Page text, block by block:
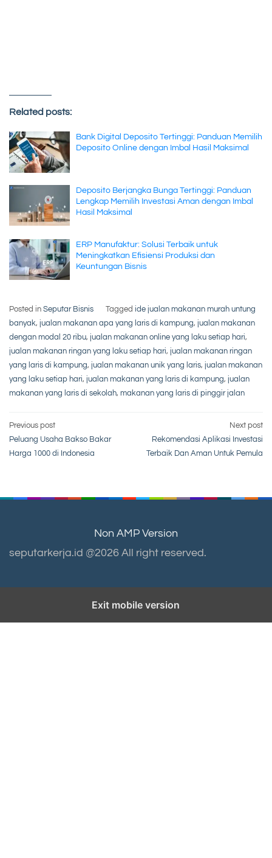
Related posts:
Bank Digital Deposito Tertinggi: Panduan Memilih
Deposito Online dengan Imbal Hasil Maksimal
Deposito Berjangka Bunga Tertinggi: Panduan
Lengkap Memilih Investasi Aman dengan Imbal
Hasil Maksimal
ERP Manufaktur: Solusi Terbaik untuk
Meningkatkan Efisiensi Produksi dan
Keuntungan Bisnis
Posted in Seputar Bisnis Tagged ide jualan makanan murah untung
banyak, jualan makanan apa yang laris di kampung, jualan makanan
dengan modal 20 ribu, jualan makanan online yang laku setiap hari,
jualan makanan ringan yang laku setiap hari, jualan makanan ringan
yang laris di kampung, jualan makanan unik yang laris, jualan makanan
yang laku setiap hari, jualan makanan yang laris di kampung, jualan
makanan yang laris di sekolah, makanan yang laris di pinggir jalan
Post
navigation
Previous post
Peluang Usaha Bakso Bakar
Harga 1000 di Indonesia
Next post
Rekomendasi Aplikasi Investasi
Terbaik Dan Aman Untuk Pemula
Non AMP Version
seputarkerja.id @2026 All right reserved.
Exit mobile version